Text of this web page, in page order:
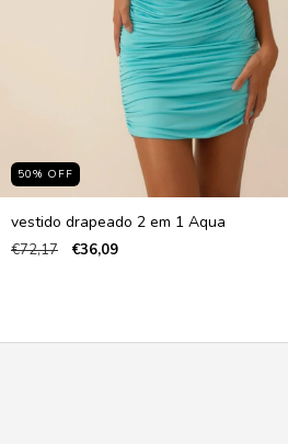
50% OFF
vestido drapeado 2 em 1 Aqua
€72,17 €36,09